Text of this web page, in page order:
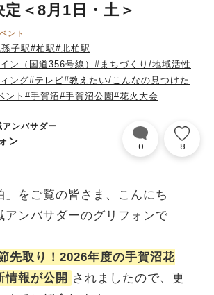
＜8月1日・土＞
ント
子駅#柏駅#北柏駅
ン（国道356号線） #まちづくり/地域活性
ング#テレビ#教えたい/こんなの見つけた
ント #手賀沼#手賀沼公園#花火大会
アンバサダー
ン 0 8
」をご覧の皆さま、こんにち
アンバサダーのグリフォンで
先取り！2026年度の手賀沼花
情報が公開 されましたので、更